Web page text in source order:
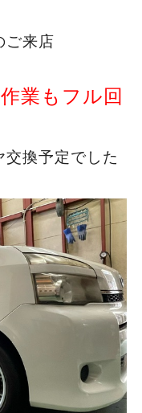
ご来店
業もフル回
換予定でした